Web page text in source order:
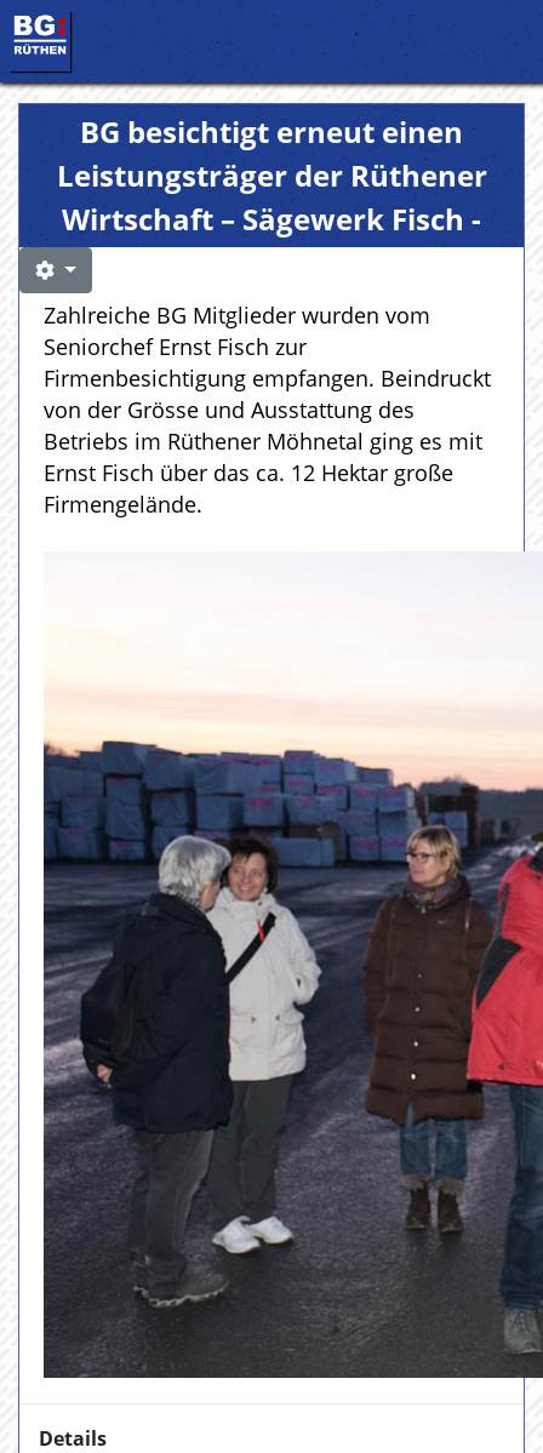
BG besichtigt erneut einen
Leistungsträger der Rüthener
Wirtschaft – Sägewerk Fisch -
Zahlreiche BG Mitglieder wurden vom
Seniorchef Ernst Fisch zur
Firmenbesichtigung empfangen. Beindruckt
von der Grösse und Ausstattung des
Betriebs im Rüthener Möhnetal ging es mit
Ernst Fisch über das ca. 12 Hektar große
Firmengelände.
Details